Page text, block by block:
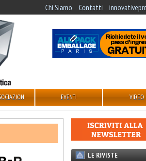
Chi Siamo Contatti
EVENTI VIDEO
LE RIVISTE